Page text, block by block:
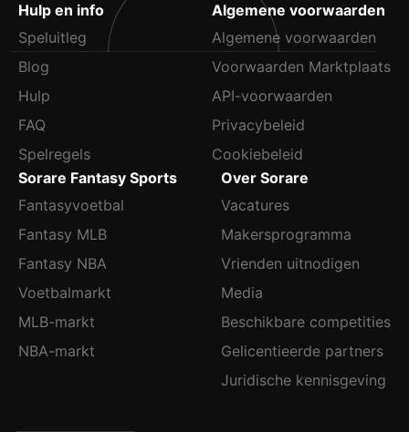
Hulp en info
Speluitleg
Blog
Hulp
FAQ
Spelregels
Algemene voorwaarden
Algemene voorwaarden
Voorwaarden Marktplaats
API-voorwaarden
Privacybeleid
Cookiebeleid
Sorare Fantasy Sports
Fantasyvoetbal
Fantasy MLB
Fantasy NBA
Voetbalmarkt
MLB-markt
NBA-markt
Over Sorare
Vacatures
Makersprogramma
Vrienden uitnodigen
Media
Beschikbare competities
Gelicentieerde partners
Juridische kennisgeving